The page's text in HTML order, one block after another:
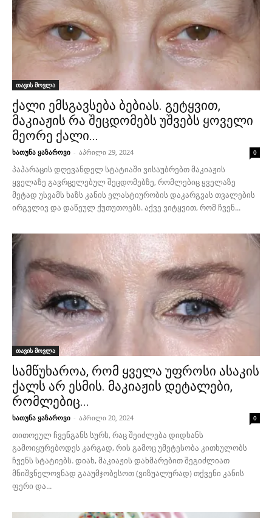
თავის მოვლა
ქალი ემსგავსება ბებიას. გეტყვით,
მაკიაჟის რა შეცდომებს უშვებს ყოველი
მეორე ქალი...
ხათუნა ყაზაროვი - აპრილი 29, 2024 0
პაპარაცის დღევანდელ სტატიაში ვისაუბრებთ მაკიაჟის
ყველაზე გავრცელებულ შეცდომებზე, რომლებიც ყველაზე
მეტად უსვამს ხაზს კანის ელასტიურობის დაკარგვას თვალების
ირგვლივ და დაწეულ ქუთუთოებს. აქვე ვიტყვით, რომ ჩვენ...
თავის მოვლა
სამწუხაროა, რომ ყველა უფროსი ასაკის
ქალს არ ესმის. მაკიაჟის დეტალები,
რომლებიც...
ხათუნა ყაზაროვი - აპრილი 20, 2024 0
თითოეულ ჩვენგანს სურს, რაც შეიძლება დიდხანს
გამოიყურებოდეს კარგად, რის გამოც უმეტესობა კითხულობს
ჩვენს სტატიებს. დიახ, მაკიაჟის დახმარებით შეგიძლიათ
მნიშვნელოვნად გააუმჯობესოთ (ვიზუალურად) თქვენი კანის
ფერი და...